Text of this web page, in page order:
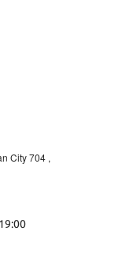
City 704 ,